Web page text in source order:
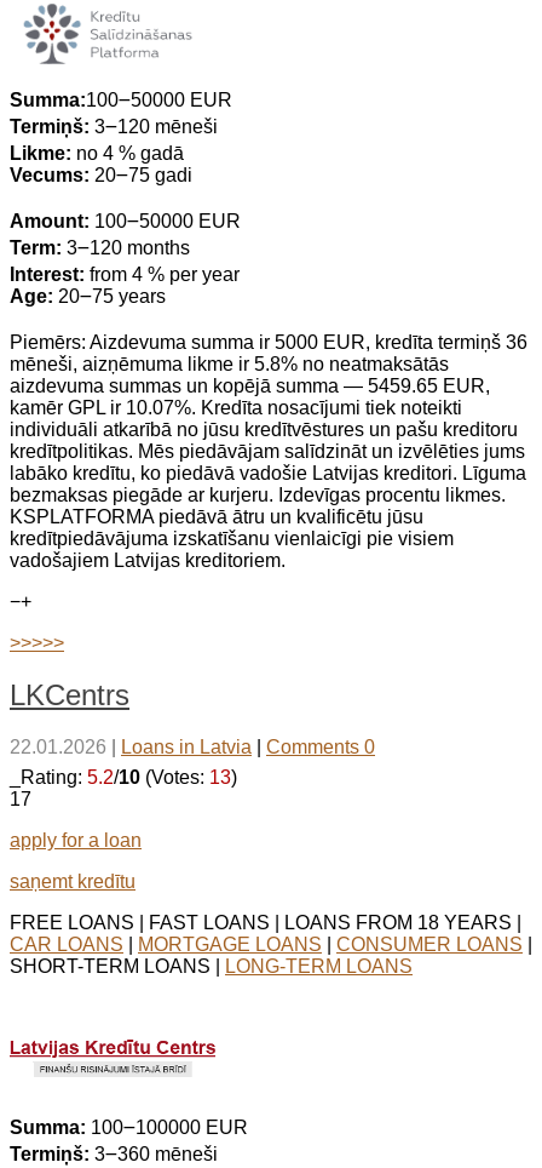
Summa:100౼50000 EUR
Termiņš: 3౼120 mēneši
Likme: no 4 % gadā
Vecums: 20౼75 gadi
Amount: 100౼50000 EUR
Term: 3౼120 months
Interest: from 4 % per year
Age: 20౼75 years
Piemērs: Aizdevuma summa ir 5000 EUR, kredīta termiņš 36
mēneši, aizņēmuma likme ir 5.8% no neatmaksātās
aizdevuma summas un kopējā summa — 5459.65 EUR,
kamēr GPL ir 10.07%. Kredīta nosacījumi tiek noteikti
individuāli atkarībā no jūsu kredītvēstures un pašu kreditoru
kredītpolitikas. Mēs piedāvājam salīdzināt un izvēlēties jums
labāko kredītu, ko piedāvā vadošie Latvijas kreditori. Līguma
bezmaksas piegāde ar kurjeru. Izdevīgas procentu likmes.
KSPLATFORMA piedāvā ātru un kvalificētu jūsu
kredītpiedāvājuma izskatīšanu vienlaicīgi pie visiem
vadošajiem Latvijas kreditoriem.
−+
>>>>>
LKCentrs
22.01.2026 Loans in Latvia
Comments 0
_Rating: 5.2/10 (Votes: 13)
17
apply for a loan
saņemt kredītu
FREE LOANS | FAST LOANS | LOANS FROM 18 YEARS |
CAR LOANS
MORTGAGE LOANS CONSUMER LOANS
SHORT-TERM LOANS |
LONG-TERM LOANS
Summa: 100౼100000 EUR
Termiņš: 3౼360 mēneši